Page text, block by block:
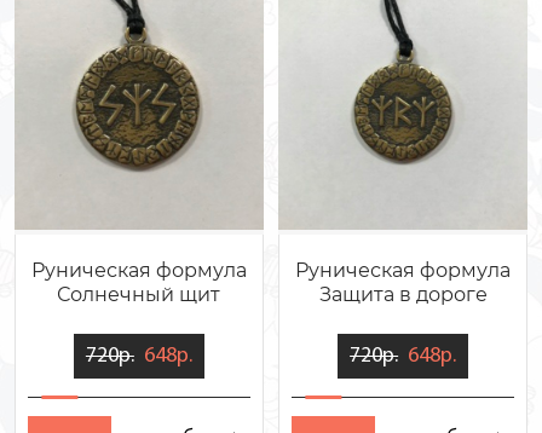
Руническая формула
Солнечный щит
720р. 648р.
Руническая формула
Защита в дороге
720р. 648р.